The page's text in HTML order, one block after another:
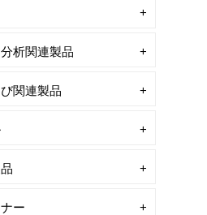
析関連製品
関連製品
ー